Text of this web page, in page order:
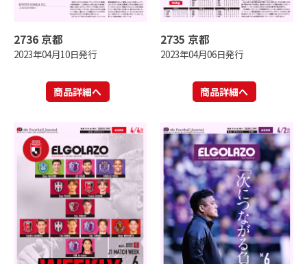
2736 京都
2023年04月10日発行
商品詳細へ
2735 京都
2023年04月06日発行
商品詳細へ